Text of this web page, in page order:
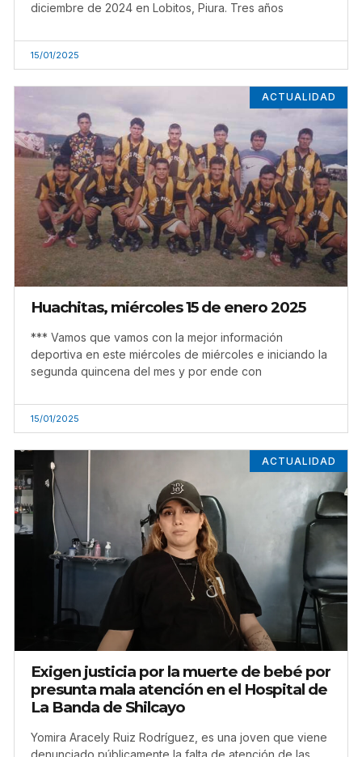
diciembre de 2024 en Lobitos, Piura. Tres años
15/01/2025
ACTUALIDAD
Huachitas, miércoles 15 de enero 2025
*** Vamos que vamos con la mejor información
deportiva en este miércoles de miércoles e iniciando la
segunda quincena del mes y por ende con
15/01/2025
ACTUALIDAD
Exigen justicia por la muerte de bebé por
presunta mala atención en el Hospital de
La Banda de Shilcayo
Yomira Aracely Ruiz Rodríguez, es una joven que viene
denunciado públicamente la falta de atención de las